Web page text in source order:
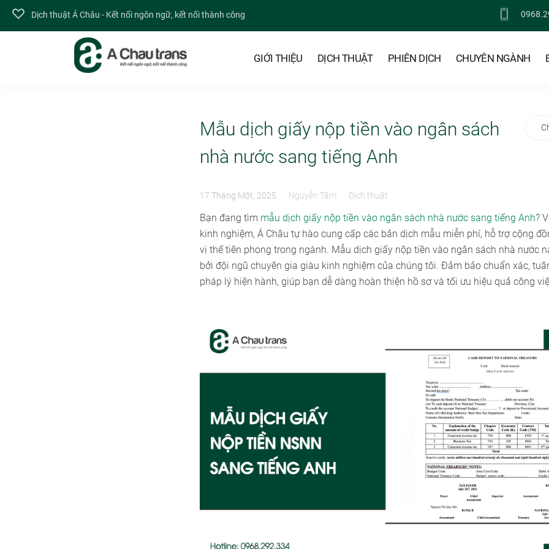
Dịch thuật Á Châu - Kết nối ngôn ngữ, kết nối thành công
GIỚI THIỆU DỊCH THUẬT PHIÊN DỊCH CHUYÊN NGÀNH
Mẫu dịch giấy nộp tiền vào ngân sách
nhà nước sang tiếng Anh
17 Tháng Một, 2025 Nguyễn Tâm Dịch thuật
Bạn đang tìm mẫu dịch giấy nộp tiền vào ngân sách nhà nước sang tiếng Anh?
kinh nghiệm, Á Châu tự hào cung cấp các bản dịch mẫu miễn phí, hỗ trợ cộng
vị thế tiên phong trong ngành. Mẫu dịch giấy nộp tiền vào ngân sách nhà nước
bởi đội ngũ chuyên gia giàu kinh nghiệm của chúng tôi. Đảm bảo chuẩn xác,
pháp lý hiện hành, giúp bạn dễ dàng hoàn thiện hồ sơ và tối ưu hiệu quả công